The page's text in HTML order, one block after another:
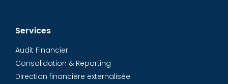
Services
Audit Financier
Consolidation & Reporting
Direction financière externalisée